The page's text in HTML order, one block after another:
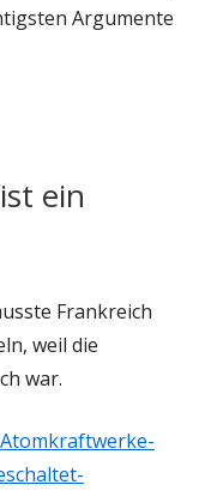
Argumente
ein
Frankreich
weil die
war.